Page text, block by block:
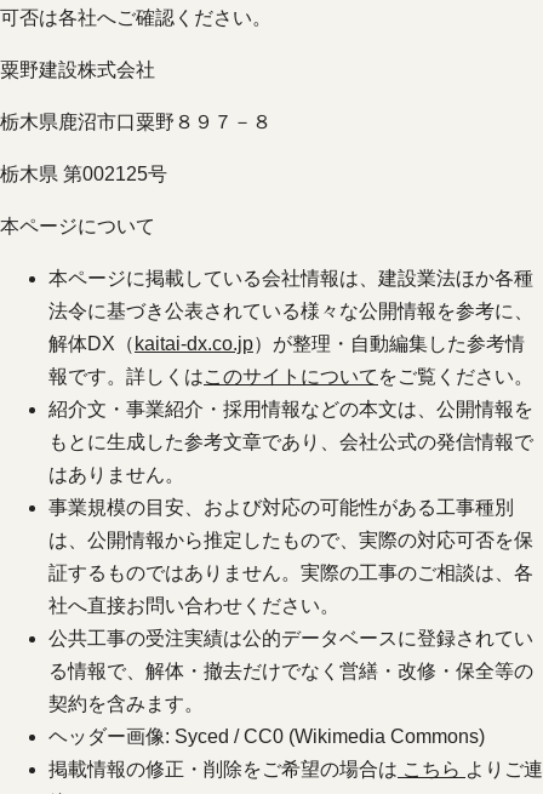
可否は各社へご確認ください。
粟野建設株式会社
栃木県鹿沼市口粟野８９７－８
栃木県 第002125号
本ページについて
本ページに掲載している会社情報は、建設業法ほか各種
法令に基づき公表されている様々な公開情報を参考に、
解体DX（ kaitai-dx.co.jp）が整理・自動編集した参考情
報です。詳しくはこのサイトについて をご覧ください。
紹介文・事業紹介・採用情報などの本文は、公開情報を
もとに生成した参考文章であり、会社公式の発信情報で
はありません。
事業規模の目安、および対応の可能性がある工事種別
は、公開情報から推定したもので、実際の対応可否を保
証するものではありません。実際の工事のご相談は、各
社へ直接お問い合わせください。
公共工事の受注実績は公的データベースに登録されてい
る情報で、解体・撤去だけでなく営繕・改修・保全等の
契約を含みます。
ヘッダー画像: Syced / CC0 (Wikimedia Commons)
掲載情報の修正・削除をご希望の場合は こちら よりご連